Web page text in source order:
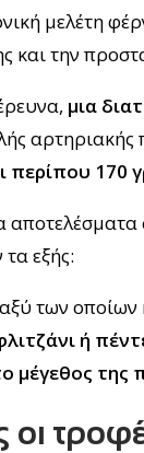
μελέτη
και την
μια
αρτηριακής
περίπου 170
αποτελέσματα
εξής:
των οποίων
ή
μέγεθος της
οι